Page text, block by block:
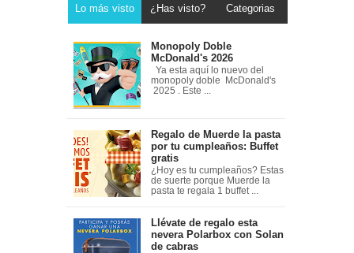
Lo más visto ¿Has visto? Categorias
Monopoly Doble
McDonald's 2026
Ya esta aquí lo nuevo del
monopoly doble McDonald's
2025 . Este ...
Regalo de Muerde la pasta
por tu cumpleaños: Buffet
gratis
¿Hoy es tu cumpleaños? Estas
de suerte porque Muerde la
pasta te regala 1 buffet ...
Llévate de regalo esta
nevera Polarbox con Solan
de cabras